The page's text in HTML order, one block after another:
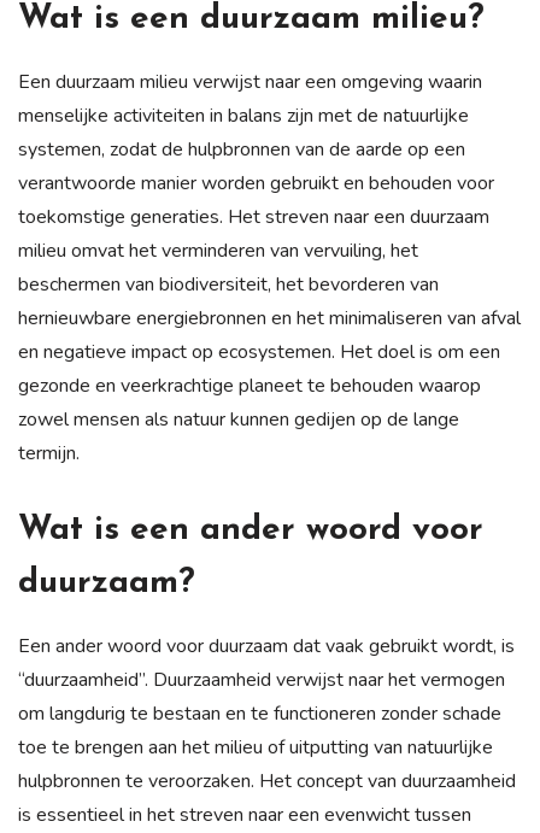
Wat is een duurzaam milieu?
Een duurzaam milieu verwijst naar een omgeving waarin
menselijke activiteiten in balans zijn met de natuurlijke
systemen, zodat de hulpbronnen van de aarde op een
verantwoorde manier worden gebruikt en behouden voor
toekomstige generaties. Het streven naar een duurzaam
milieu omvat het verminderen van vervuiling, het
beschermen van biodiversiteit, het bevorderen van
hernieuwbare energiebronnen en het minimaliseren van afval
en negatieve impact op ecosystemen. Het doel is om een
gezonde en veerkrachtige planeet te behouden waarop
zowel mensen als natuur kunnen gedijen op de lange
termijn.
Wat is een ander woord voor
duurzaam?
Een ander woord voor duurzaam dat vaak gebruikt wordt, is
“duurzaamheid”. Duurzaamheid verwijst naar het vermogen
om langdurig te bestaan en te functioneren zonder schade
toe te brengen aan het milieu of uitputting van natuurlijke
hulpbronnen te veroorzaken. Het concept van duurzaamheid
is essentieel in het streven naar een evenwicht tussen